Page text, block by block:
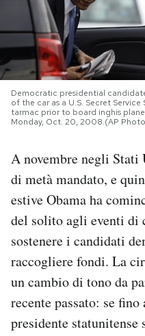
PODCAST
NEWSLETTER
I MIEI PREFERITI
AREA PERSONALE
Area Personale
Newsletter
Notifiche mobile
Regala il Post
Democratic presidential
of the car as a U.S. Secret
tarmac prior to board inghis
Monday, Oct. 20, 2008.(AP
A novembre negli
di metà mandato, e
estive Obama ha
del solito agli eventi di
sostenere i candidati
raccogliere fondi. La
un cambio di tono da
recente passato: se
presidente statunitense